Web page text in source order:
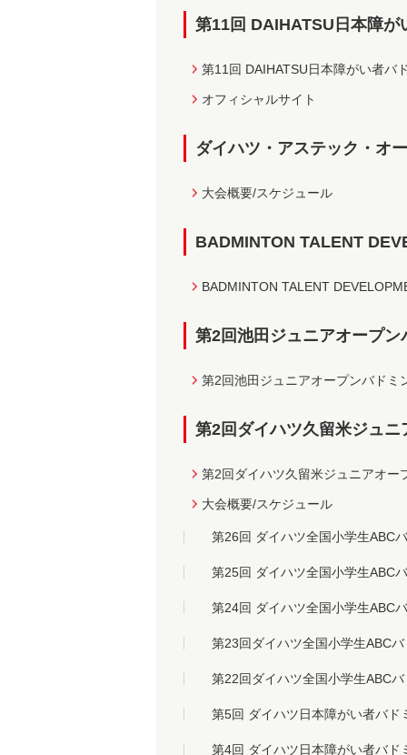
第11回 DAIHATSU日本障
第11回 DAIHATSU日本障がい者バ
オフィシャルサイト
ダイハツ・アステック・オ
大会概要/スケジュール
BADMINTON TALENT
BADMINTON TALENT
第2回池田ジュニアオープン
第2回池田ジュニアオープンバドミ
第2回ダイハツ久留米ジュ
第2回ダイハツ久留米ジュニアオー
大会概要/スケジュール
第26回 ダイハツ全国小学生ABC
第25回 ダイハツ全国小学生ABC
第24回 ダイハツ全国小学生ABC
第23回ダイハツ全国小学生ABC
第22回ダイハツ全国小学生ABC
第5回 ダイハツ日本障がい者バド
第4回 ダイハツ日本障がい者バド